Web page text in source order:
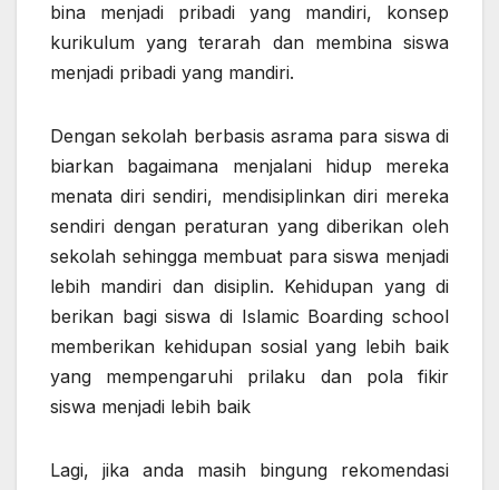
bina menjadi pribadi yang mandiri, konsep
kurikulum yang terarah dan membina siswa
menjadi pribadi yang mandiri.
Dengan sekolah berbasis asrama para siswa di
biarkan bagaimana menjalani hidup mereka
menata diri sendiri, mendisiplinkan diri mereka
sendiri dengan peraturan yang diberikan oleh
sekolah sehingga membuat para siswa menjadi
lebih mandiri dan disiplin. Kehidupan yang di
berikan bagi siswa di Islamic Boarding school
memberikan kehidupan sosial yang lebih baik
yang mempengaruhi prilaku dan pola fikir
siswa menjadi lebih baik
Lagi, jika anda masih bingung rekomendasi